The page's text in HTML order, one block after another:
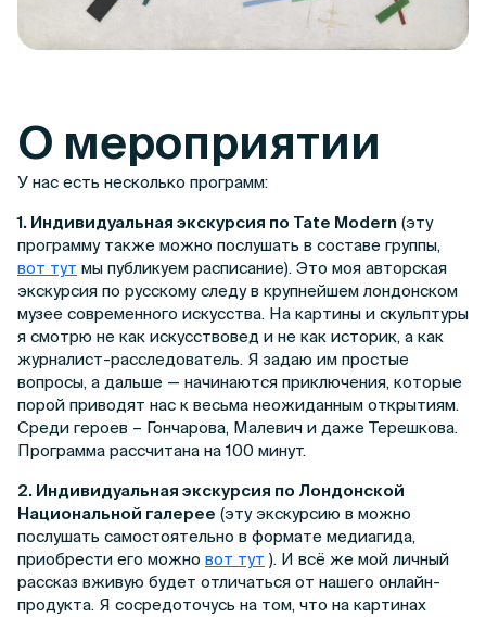
О мероприятии
У нас есть несколько программ:
1. Индивидуальная экскурсия по Tate Modern (эту
программу также можно послушать в составе группы,
вот тут мы публикуем расписание). Это моя авторская
экскурсия по русскому следу в крупнейшем лондонском
музее современного искусства. На картины и скульптуры
я смотрю не как искусствовед и не как историк, а как
журналист-расследователь. Я задаю им простые
вопросы, а дальше — начинаются приключения, которые
порой приводят нас к весьма неожиданным открытиям.
Среди героев – Гончарова, Малевич и даже Терешкова.
Программа рассчитана на 100 минут.
2. Индивидуальная экскурсия по Лондонской
Национальной галерее (эту экскурсию в можно
послушать самостоятельно в формате медиагида,
приобрести его можно вот тут ). И всё же мой личный
рассказ вживую будет отличаться от нашего онлайн-
продукта. Я сосредоточусь на том, что на картинах